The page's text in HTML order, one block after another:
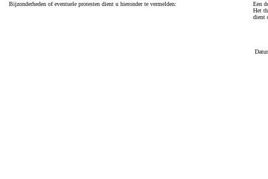
Bijzonderheden of eventuele protesten dient u hieronder te vermelden:
Een
Het
dient